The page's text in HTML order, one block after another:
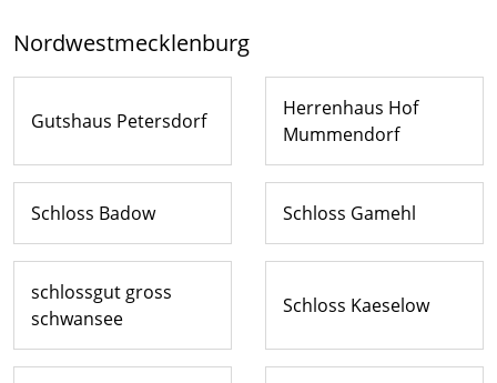
Nordwestmecklenburg
Gutshaus Petersdorf
Herrenhaus Hof
Mummendorf
Schloss Badow Schloss Gamehl
schlossgut gross
schwansee
Schloss Kaeselow